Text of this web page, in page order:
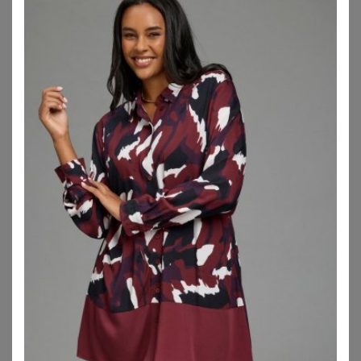
ZUSHEEGO
ANISTON PLUS
Karobluse
42,99€
ZU SHEEGO